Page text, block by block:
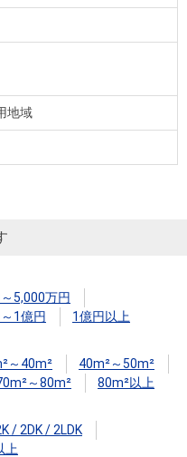
地域
5,000万円
1億円
1億円以上
～40m²
40m²～50m²
～80m²
80m²以上
/ 2DK / 2LDK
上